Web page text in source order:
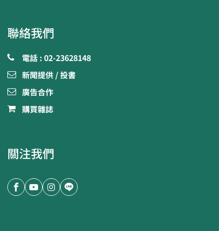
聯絡我們
電話 : 02-23628148
新聞提供 / 投書
廣告合作
購買雜誌
關注我們